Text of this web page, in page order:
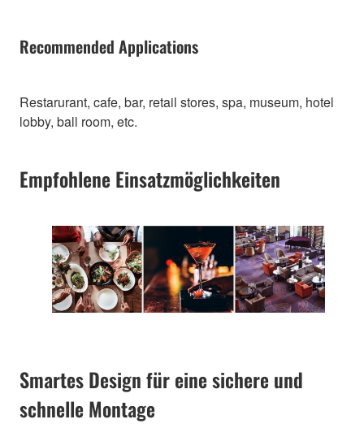
Recommended Applications
Restarurant, cafe, bar, retail stores, spa, museum, hotel
lobby, ball room, etc.
Empfohlene Einsatzmöglichkeiten
Smartes Design für eine sichere und
schnelle Montage